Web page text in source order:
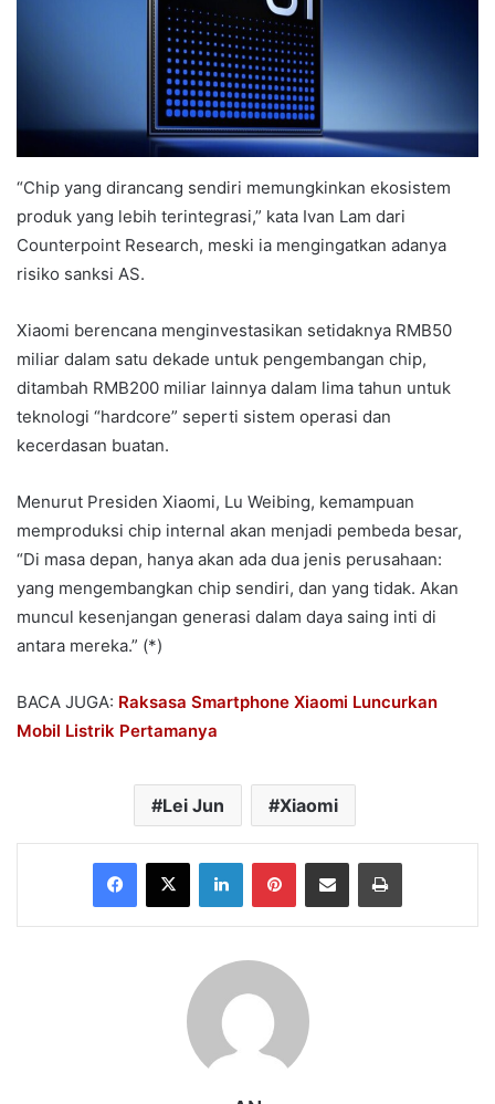
“Chip yang dirancang sendiri memungkinkan ekosistem
produk yang lebih terintegrasi,” kata Ivan Lam dari
Counterpoint Research, meski ia mengingatkan adanya
risiko sanksi AS.
Xiaomi berencana menginvestasikan setidaknya RMB50
miliar dalam satu dekade untuk pengembangan chip,
ditambah RMB200 miliar lainnya dalam lima tahun untuk
teknologi “hardcore” seperti sistem operasi dan
kecerdasan buatan.
Menurut Presiden Xiaomi, Lu Weibing, kemampuan
memproduksi chip internal akan menjadi pembeda besar,
“Di masa depan, hanya akan ada dua jenis perusahaan:
yang mengembangkan chip sendiri, dan yang tidak. Akan
muncul kesenjangan generasi dalam daya saing inti di
antara mereka.” (*)
BACA JUGA: Raksasa Smartphone Xiaomi Luncurkan
Mobil Listrik Pertamanya
Lei Jun Xiaomi
Facebook
X LinkedInPinterestShare via Email Print